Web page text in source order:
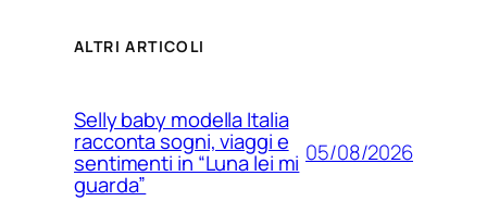
ALTRI ARTICOLI
Selly baby modella Italia
racconta sogni, viaggi e
sentimenti in “Luna lei mi
guarda”
05/08/2026